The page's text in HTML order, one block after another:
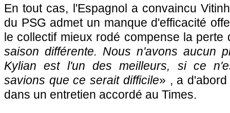
En tout cas, l'Espagnol a convaincu
du PSG admet un manque d'efficacité
le collectif mieux rodé compense la perte
saison différente. Nous n'avons aucun
Kylian est l'un des meilleurs, si ce
savions que ce serait difficile» , a
dans un entretien accordé au Times.